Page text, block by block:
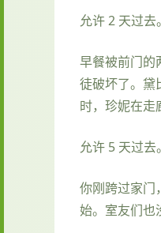
允许 2 天过去。
早餐被前门的
徒破坏了。黛
时，珍妮在走
允许 5 天过去。
你刚跨过家门
始。室友们也